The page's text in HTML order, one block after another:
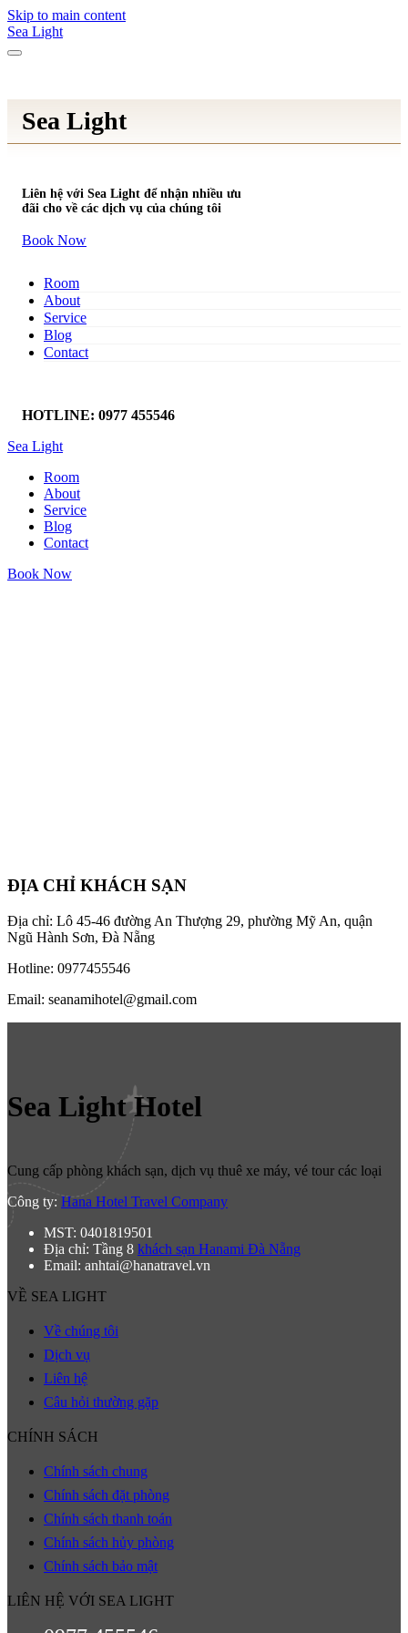
Skip to main content
Sea Light
Sea Light
Liên hệ với Sea Light để nhận nhiều ưu
đãi cho về các dịch vụ của chúng tôi
Book Now
Room
About
Service
Blog
Contact
HOTLINE: 0977 455546
Sea Light
Room
About
Service
Blog
Contact
Book Now
ĐỊA CHỈ KHÁCH SẠN
Địa chỉ: Lô 45-46 đường An Thượng 29, phường Mỹ An, quận
Ngũ Hành Sơn, Đà Nẵng
Hotline: 0977455546
Email: seanamihotel@gmail.com
Sea Light Hotel
Cung cấp phòng khách sạn, dịch vụ thuê xe máy, vé tour các loại
Công ty: Hana Hotel Travel Company
MST: 0401819501
Địa chỉ: Tầng 8 khách sạn Hanami Đà Nẵng
Email: anhtai@hanatravel.vn
VỀ SEA LIGHT
Về chúng tôi
Dịch vụ
Liên hệ
Câu hỏi thường gặp
CHÍNH SÁCH
Chính sách chung
Chính sách đặt phòng
Chính sách thanh toán
Chính sách hủy phòng
Chính sách bảo mật
LIÊN HỆ VỚI SEA LIGHT